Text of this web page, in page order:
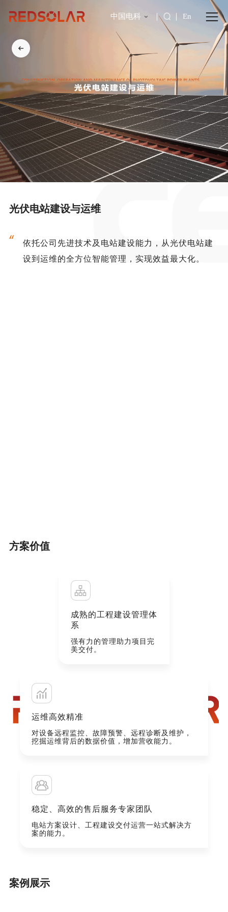
中国电科 En
光伏电站建设与运维
依托公司先进技术及电站建设能力，从光伏电站建
设到运维的全方位智能管理，实现效益最大化。
方案价值
成熟的工程建设管理体
系
强有力的管理助力项目完
美交付。
运维高效精准
对设备远程监控、故障预警、远程诊断及维护，
挖掘运维背后的数据价值，增加营收能力。
稳定、高效的售后服务专家团队
电站方案设计、工程建设交付运营一站式解决方
案的能力。
案例展示